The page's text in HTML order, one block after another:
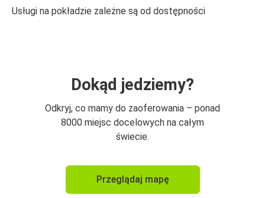
Usługi na pokładzie zależne są od dostępności
Dokąd jedziemy?
Odkryj, co mamy do zaoferowania – ponad
8000 miejsc docelowych na całym
świecie.
Przeglądaj mapę